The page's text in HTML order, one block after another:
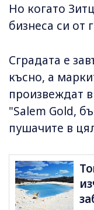
Но когато
бизнеса си от
Сградата е
късно, а
произвеждат
"Salem Gold,
пушачите в